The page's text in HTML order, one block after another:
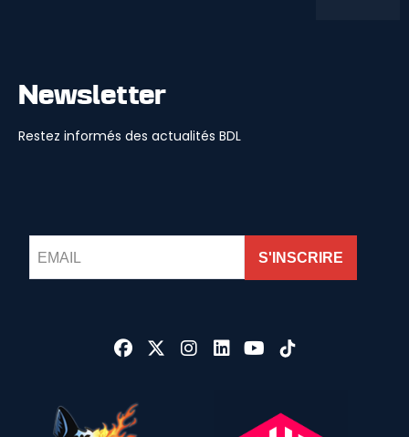
Newsletter
Restez informés des actualités BDL
S'INSCRIRE